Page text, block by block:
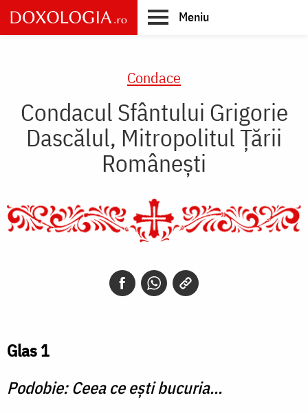
Skip
to
main
Meniu
Condace
Condacul Sfântului Grigorie
Dascălul, Mitropolitul Ţării
Româneşti
Glas 1
Podobie: Ceea ce eşti bucuria...